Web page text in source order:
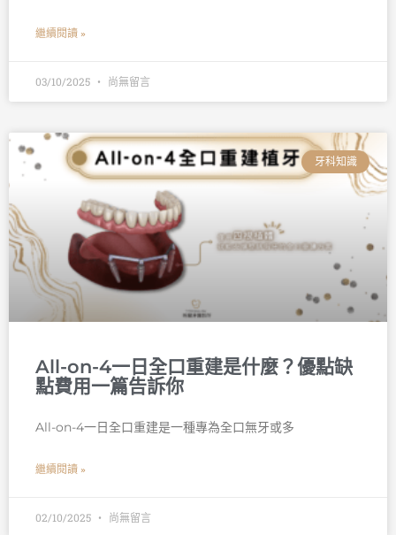
繼續閱讀 »
03/10/2025 尚無留言
牙科知識
All-on-4一日全口重建是什麼？優點缺
點費用一篇告訴你
All-on-4一日全口重建是一種專為全口無牙或多
繼續閱讀 »
02/10/2025 尚無留言